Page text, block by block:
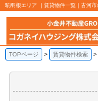
駒羽根エリア ｜賃貸物件一覧｜古河
TOPページ 賃貸物件検索